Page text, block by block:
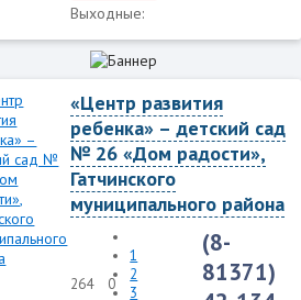
Выходные:
«Центр развития
ребенка» – детский сад
№ 26 «Дом радости»,
Гатчинского
муниципального района
264 0
1
2
3
(8-
81371)